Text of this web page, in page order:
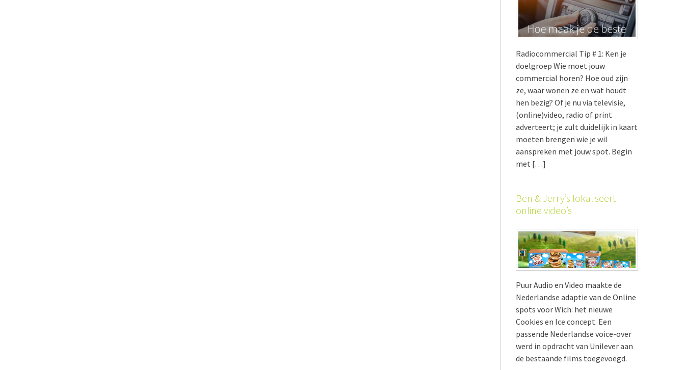
Radiocommercial Tip # 1: Ken je
doelgroep Wie moet jouw
commercial horen? Hoe oud zijn
ze, waar wonen ze en wat houdt
hen bezig? Of je nu via televisie,
(online)video, radio of print
adverteert; je zult duidelijk in kaart
moeten brengen wie je wil
aanspreken met jouw spot. Begin
met […]
Ben & Jerry’s lokaliseert
online video’s
Puur Audio en Video maakte de
Nederlandse adaptie van de Online
spots voor Wich: het nieuwe
Cookies en Ice concept. Een
passende Nederlandse voice-over
werd in opdracht van Unilever aan
de bestaande films toegevoegd.